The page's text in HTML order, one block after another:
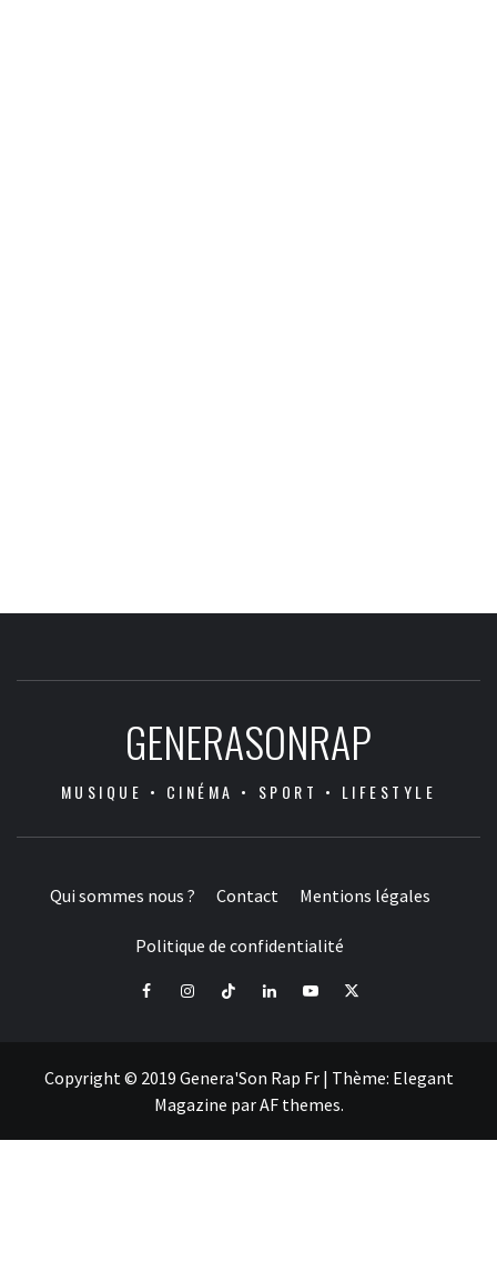
GENERASONRAP
MUSIQUE • CINÉMA • SPORT • LIFESTYLE
Qui sommes nous ? Contact Mentions légales
Politique de confidentialité
FacebookInstagramTiktok LinkedInYoutube
X
Copyright © 2019 Genera'Son Rap Fr | Thème: Elegant
Magazine parAF themes.